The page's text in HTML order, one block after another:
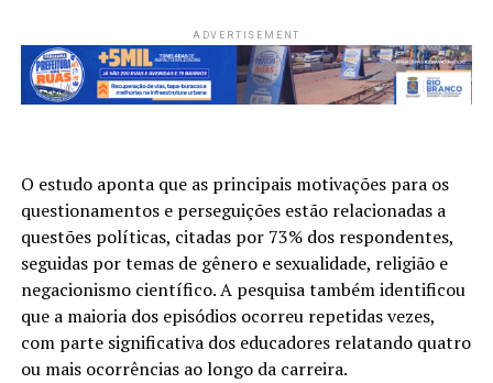
ADVERTISEMENT
O estudo aponta que as principais motivações para os
questionamentos e perseguições estão relacionadas a
questões políticas, citadas por 73% dos respondentes,
seguidas por temas de gênero e sexualidade, religião e
negacionismo científico. A pesquisa também identificou
que a maioria dos episódios ocorreu repetidas vezes,
com parte significativa dos educadores relatando quatro
ou mais ocorrências ao longo da carreira.